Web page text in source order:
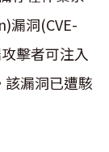
漏洞(CVE-
擊者可注入
漏洞已遭駭